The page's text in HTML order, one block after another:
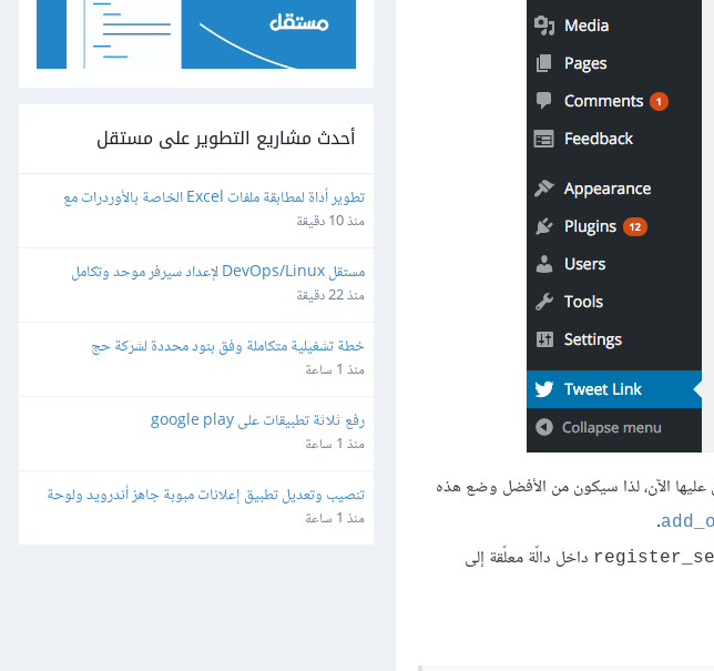
الآن، لذا سيكون من الأفضل وضع هذه
.
داخل دالّة معلّقة إلى
أحدث مشاريع التطوير على مستقل
ملفات تقفيلات شركة شحن
منذ 10 دقيقة
WhatsApp Automation - API Gateway
منذ 22 دقيقة
خطة تشغيلية متكاملة وفق بنود محددة لشركة حج
منذ 1 ساعة
رفع ثلاثة تطبيقات على google play
منذ 1 ساعة
تحكم منصة سوقنا
منذ 1 ساعة